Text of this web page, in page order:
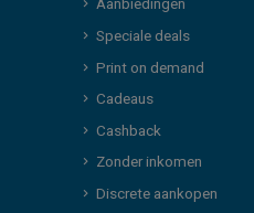
Aanbiedingen
Speciale deals
Print on demand
Cadeaus
Cashback
Zonder inkomen
Discrete aankopen